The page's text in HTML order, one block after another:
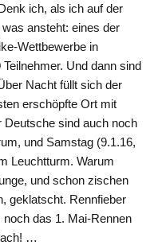
ich, als ich auf der
ansteht: eines der
Wettbewerbe in
Und dann sind
Nacht füllt sich der
erschöpfte Ort mit
Deutsche sind auch noch
und Samstag (9.1.16,
Leuchtturm. Warum
und schon zischen
geklatscht. Rennfieber
das 1. Mai-Rennen
…